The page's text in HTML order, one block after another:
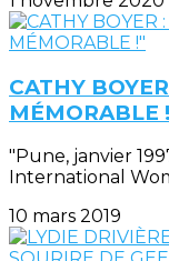
CATHY
MÉMORABLE
"Pune, janvier
International
10 mars 2019